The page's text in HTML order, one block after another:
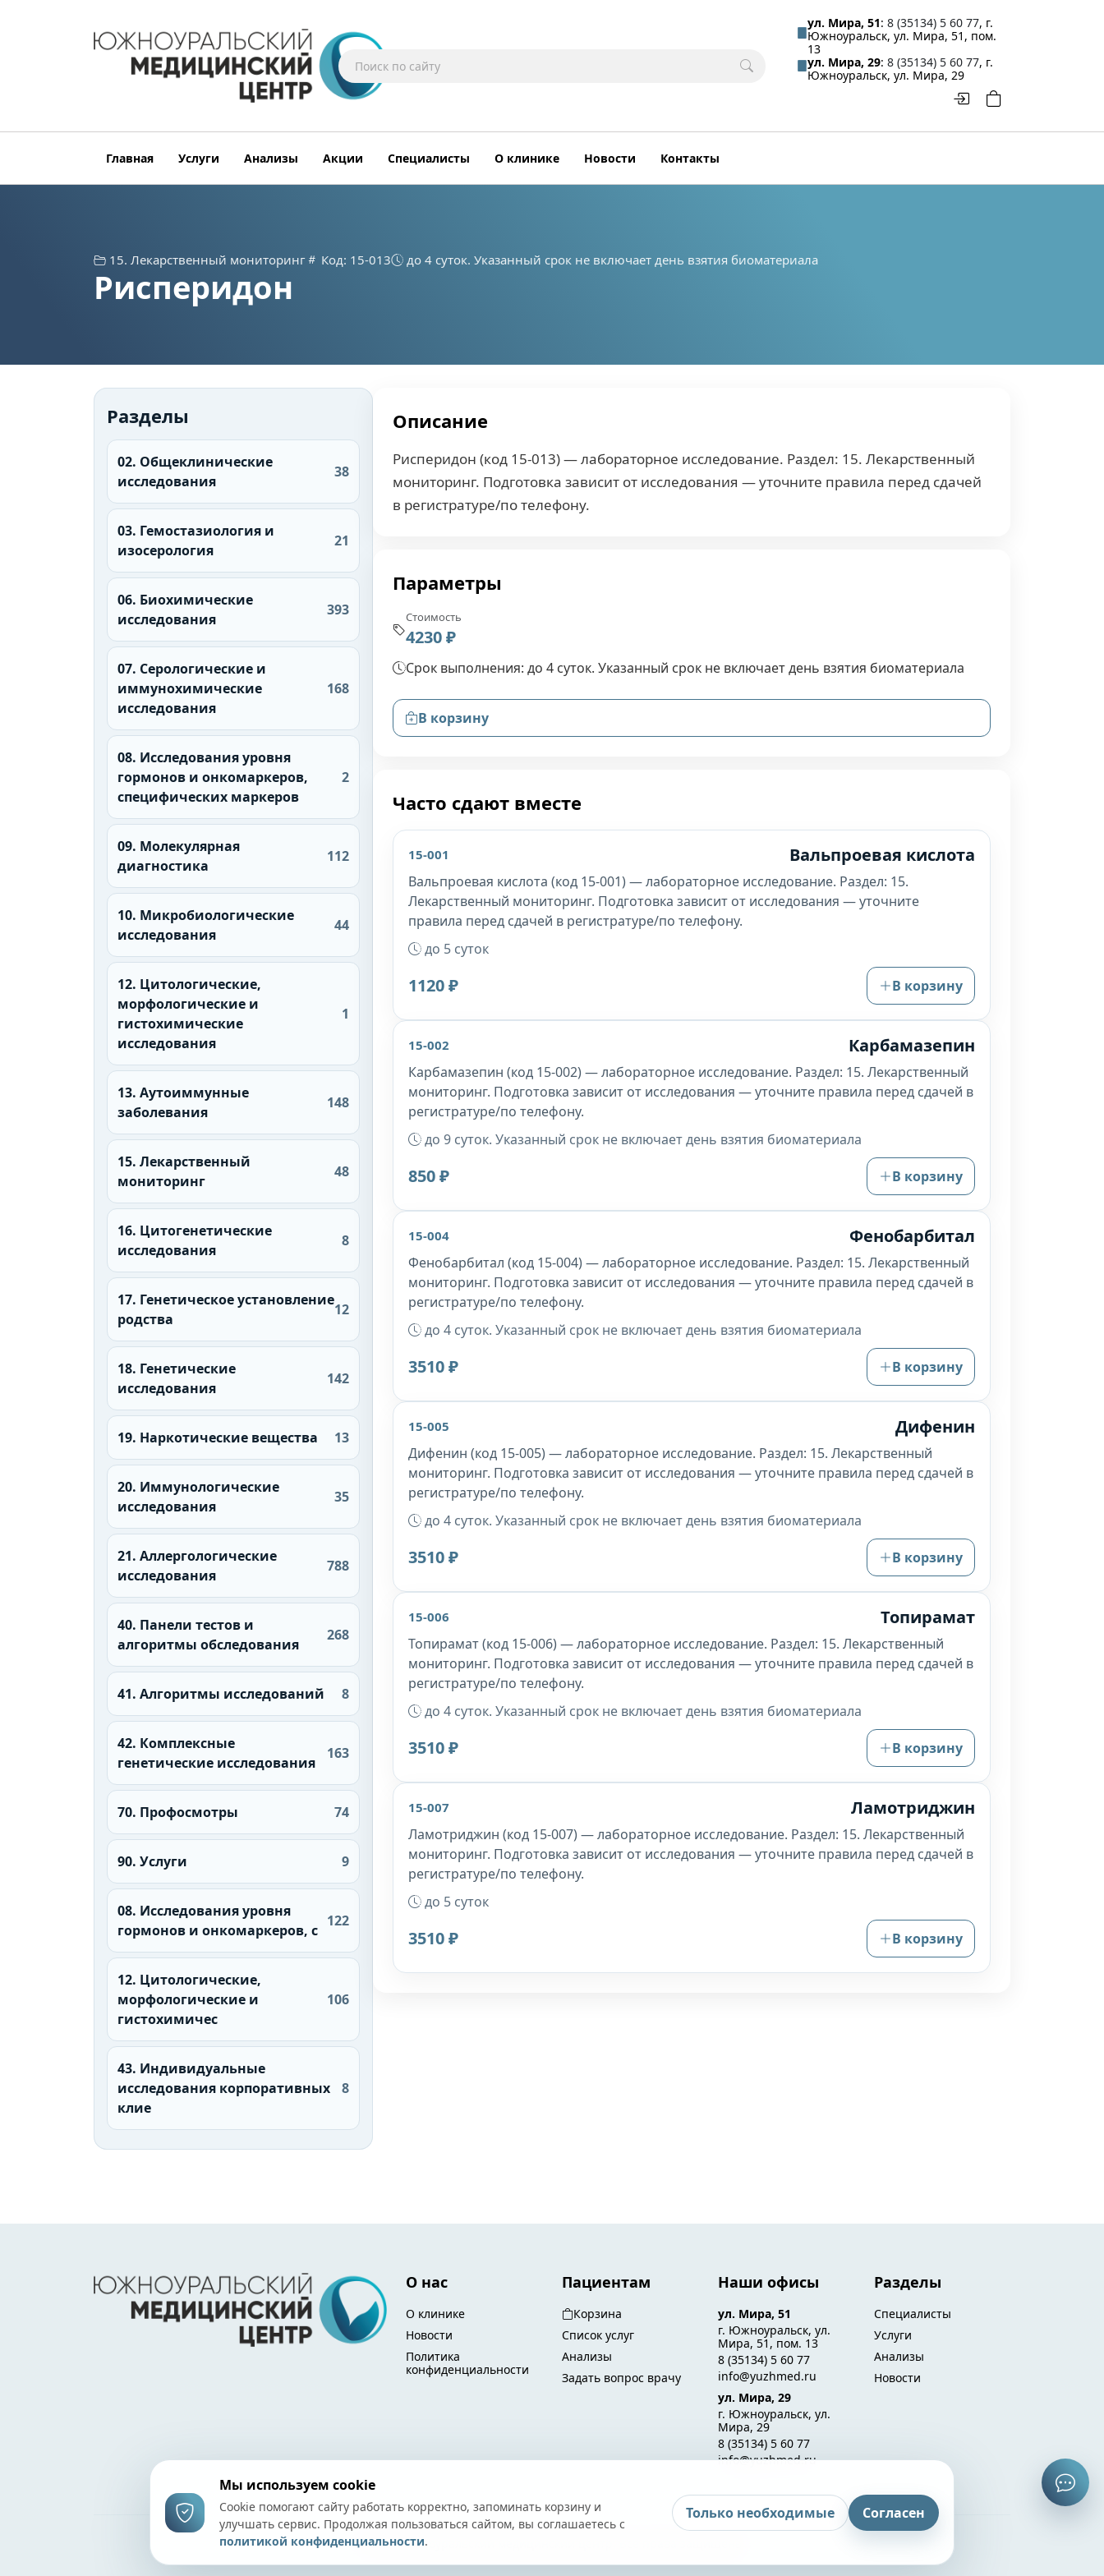
ул. Мира, 51: 8 (35134) 5 60 77, г.
Южноуральск, ул. Мира, 51, пом.
13
ул. Мира, 29:8 (35134) 5 60 77, г.
Южноуральск, ул. Мира, 29
Главная Услуги Анализы Акции Специалисты О клинике Новости Контакты
15. Лекарственный мониторинг Код: 15-013 до 4 суток. Указанный срок не включает день взятия биоматериала
Рисперидон
Разделы
02. Общеклинические
исследования
38
03. Гемостазиология и
изосерология
21
06. Биохимические
исследования
393
07. Серологические и
иммунохимические
исследования
168
08. Исследования уровня
гормонов и онкомаркеров,
специфических маркеров
2
09. Молекулярная
диагностика
112
10. Микробиологические
исследования
44
12. Цитологические,
морфологические и
гистохимические
исследования
1
13. Аутоиммунные
заболевания
148
15. Лекарственный
мониторинг
48
16. Цитогенетические
исследования
8
17. Генетическое установление
родства
12
18. Генетические
исследования
142
19. Наркотические вещества 13
20. Иммунологические
исследования
35
21. Аллергологические
исследования
788
40. Панели тестов и
алгоритмы обследования
268
41. Алгоритмы исследований 8
42. Комплексные
генетические исследования
163
70. Профосмотры 74
90. Услуги 9
08. Исследования уровня
гормонов и онкомаркеров, с
122
12. Цитологические,
морфологические и
гистохимичес
106
43. Индивидуальные
исследования корпоративных
клие
8
Описание
Рисперидон (код 15-013) — лабораторное исследование. Раздел: 15. Лекарственный
мониторинг. Подготовка зависит от исследования — уточните правила перед сдачей
в регистратуре/по телефону.
Параметры
Стоимость
4230 ₽
Срок выполнения: до 4 суток. Указанный срок не включает день взятия биоматериала
В корзину
Часто сдают вместе
15-001 Вальпроевая кислота
Вальпроевая кислота (код 15-001) — лабораторное исследование. Раздел: 15.
Лекарственный мониторинг. Подготовка зависит от исследования — уточните
правила перед сдачей в регистратуре/по телефону.
до 5 суток
1120 ₽ В корзину
15-002 Карбамазепин
Карбамазепин (код 15-002) — лабораторное исследование. Раздел: 15. Лекарственный
мониторинг. Подготовка зависит от исследования — уточните правила перед сдачей в
регистратуре/по телефону.
до 9 суток. Указанный срок не включает день взятия биоматериала
850 ₽ В корзину
15-004 Фенобарбитал
Фенобарбитал (код 15-004) — лабораторное исследование. Раздел: 15. Лекарственный
мониторинг. Подготовка зависит от исследования — уточните правила перед сдачей в
регистратуре/по телефону.
до 4 суток. Указанный срок не включает день взятия биоматериала
3510 ₽ В корзину
15-005 Дифенин
Дифенин (код 15-005) — лабораторное исследование. Раздел: 15. Лекарственный
мониторинг. Подготовка зависит от исследования — уточните правила перед сдачей в
регистратуре/по телефону.
до 4 суток. Указанный срок не включает день взятия биоматериала
3510 ₽ В корзину
15-006 Топирамат
Топирамат (код 15-006) — лабораторное исследование. Раздел: 15. Лекарственный
мониторинг. Подготовка зависит от исследования — уточните правила перед сдачей в
регистратуре/по телефону.
до 4 суток. Указанный срок не включает день взятия биоматериала
3510 ₽ В корзину
15-007 Ламотриджин
Ламотриджин (код 15-007) — лабораторное исследование. Раздел: 15. Лекарственный
мониторинг. Подготовка зависит от исследования — уточните правила перед сдачей в
регистратуре/по телефону.
до 5 суток
3510 ₽ В корзину
О нас
О клинике
Новости
Политика
конфиденциальности
Пациентам
Корзина
Список услуг
Анализы
Задать вопрос врачу
Наши офисы
ул. Мира, 51
г. Южноуральск, ул.
Мира, 51, пом. 13
8 (35134) 5 60 77
info@yuzhmed.ru
ул. Мира, 29
г. Южноуральск, ул.
Мира, 29
8 (35134) 5 60 77
info@yuzhmed.ru
Разделы
Специалисты
Услуги
Анализы
Новости
© 2026 Южноуральский медицинский центр. Все права защищены.
Мы используем cookie
Cookie помогают сайту работать корректно, запоминать корзину и
улучшать сервис. Продолжая пользоваться сайтом, вы соглашаетесь с
политикой конфиденциальности.
Только необходимые Согласен